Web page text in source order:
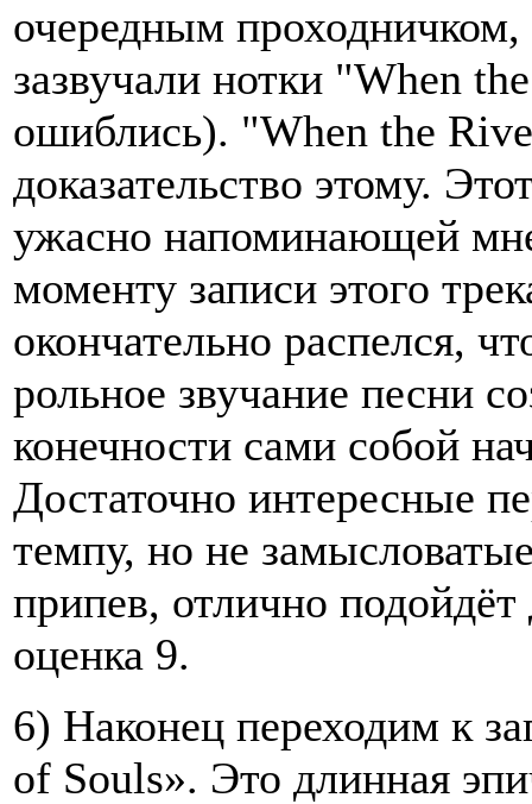
очередным проходничком,
зазвучали нотки "When
ошиблись). "When the
доказательство этому.
ужасно напоминающей
моменту записи этого
окончательно распелся,
рольное звучание песни
конечности сами собой
Достаточно интересные
темпу, но не
припев, отлично
оценка 9.
6) Наконец переходим к
of Souls». Это длинная